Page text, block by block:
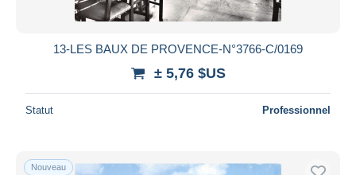
13-LES BAUX DE PROVENCE-N°3766-C/0169
± 5,76 $US
Statut Professionnel
Nouveau